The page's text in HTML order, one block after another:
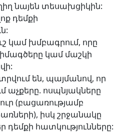
նայեն տեսախցիկին:
դեմքի
կամ խմբագրում, որը
կամ մաշկի
են, պայմանով, որ
աչքերը. ոսպնյակները
(բացառությամբ
իսկ շրջանակը
դեմքի հատկությունները: